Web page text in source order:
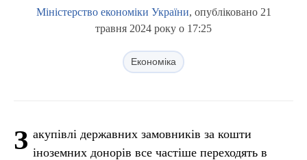
Міністерство економіки України, опубліковано 21
травня 2024 року о 17:25
Економіка
З акупівлі державних замовників за кошти
іноземних донорів все частіше переходять в